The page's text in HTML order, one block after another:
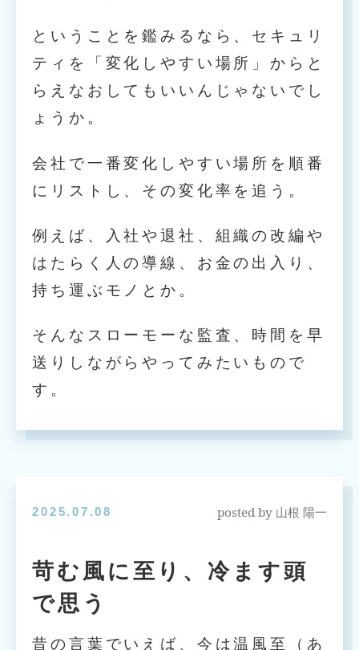
ということを鑑みるなら、セキュリ
ティを「変化しやすい場所」からと
らえなおしてもいいんじゃないでし
ょうか。
会社で一番変化しやすい場所を順番
にリストし、その変化率を追う。
例えば、入社や退社、組織の改編や
はたらく人の導線、お金の出入り、
持ち運ぶモノとか。
そんなスローモーな監査、時間を早
送りしながらやってみたいもので
す。
2025.07.08 posted by 山根 陽一
苛む風に至り、冷ます頭
で思う
昔の言葉でいえば、今は温風至（あ